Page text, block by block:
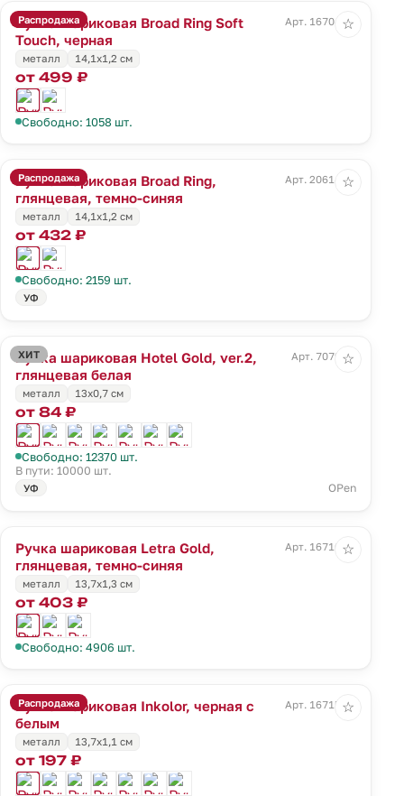
Распродажа
Ручка шариковая Broad Ring Soft
Touch, черная
Арт. 16704.30
металл 14,1x1,2 см
от 499 ₽
Свободно: 1058 шт.
☆
Распродажа
Ручка шариковая Broad Ring,
глянцевая, темно-синяя
Арт. 20614.40
металл 14,1x1,2 см
от 432 ₽
Свободно: 2159 шт.
УФ
☆
ХИТ
Ручка шариковая Hotel Gold, ver.2,
глянцевая белая
Арт. 7079.60
металл 13х0,7 см
от 84 ₽
Свободно: 12370 шт.
В пути: 10000 шт.
УФ OPen
☆
Ручка шариковая Letra Gold,
глянцевая, темно-синяя
Арт. 16710.40
металл 13,7х1,3 см
от 403 ₽
Свободно: 4906 шт.
☆
Распродажа
Ручка шариковая Inkolor, черная с
белым
Арт. 16715.60
металл 13,7х1,1 см
от 197 ₽
☆